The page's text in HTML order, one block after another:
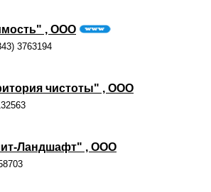
, ООО
3763194
чистоты" , ООО
Ландшафт" , ООО